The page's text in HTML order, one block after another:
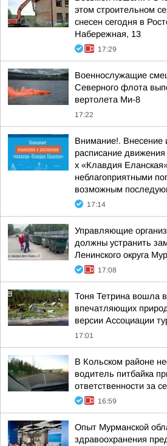
этом строительном
снесен сегодня в
Набережная, 13
17:29
Военнослужащие
Северного флота
вертолета Ми-8
17:22
Внимание!. Внесение
расписание движения
х «Клавдия
неблагоприятными
возможным
17:14
Управляющие
должны устранить
Ленинского округа
17:08
Тоня Тетрина вошла
впечатляющих
версии Ассоциации
17:01
В Кольском районе
водитель питбайка
ответственности за
16:59
Опыт Мурманской
здравоохранения